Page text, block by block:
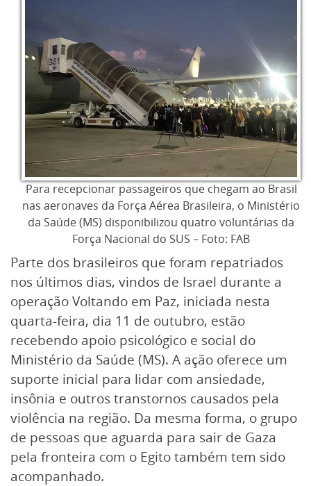
Para recepcionar passageiros que chegam ao Brasil
nas aeronaves da Força Aérea Brasileira, o Ministério
da Saúde (MS) disponibilizou quatro voluntárias da
Força Nacional do SUS – Foto: FAB
Parte dos brasileiros que foram repatriados
nos últimos dias, vindos de Israel durante a
operação Voltando em Paz, iniciada nesta
quarta-feira, dia 11 de outubro, estão
recebendo apoio psicológico e social do
Ministério da Saúde (MS). A ação oferece um
suporte inicial para lidar com ansiedade,
insônia e outros transtornos causados pela
violência na região. Da mesma forma, o grupo
de pessoas que aguarda para sair de Gaza
pela fronteira com o Egito também tem sido
acompanhado.